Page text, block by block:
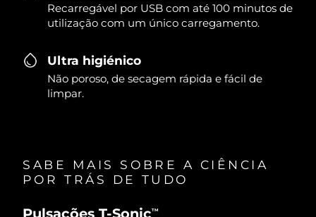
Recarregável por USB com até 100 minutos de
utilização com um único carregamento.
Ultra higiénico
Não poroso, de secagem rápida e fácil de
limpar.
SABE MAIS SOBRE A CIÊNCIA
POR TRÁS DE TUDO
Pulsações T-SonicTM